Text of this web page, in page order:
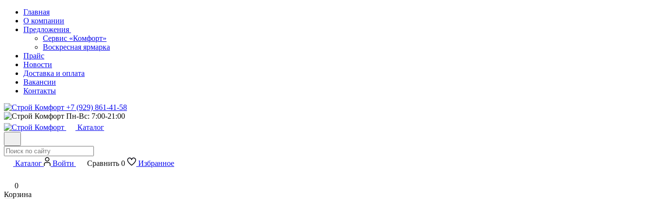
Главная
О компании
Предложения
Сервис «Комфорт»
Воскресная ярмарка
Прайс
Новости
Доставка и оплата
Вакансии
Контакты
+7 (929) 861-41-58
Пн-Вс: 7:00-21:00
Каталог
Каталог Войти Сравнить 0 Избранное
0
Корзина